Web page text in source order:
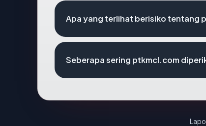
Apa yang terlihat berisiko tentang
Seberapa sering ptkmcl.com